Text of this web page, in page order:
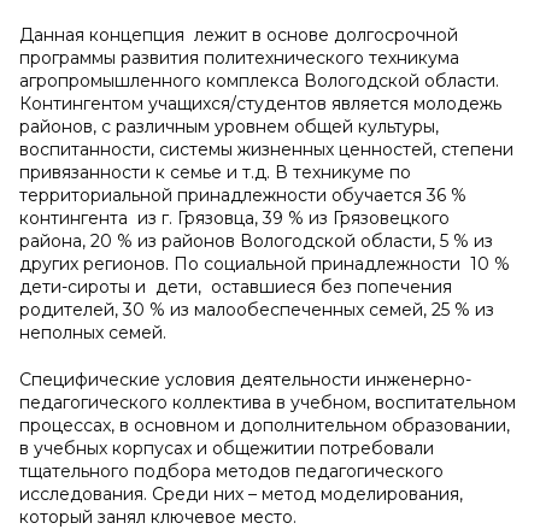
Данная концепция лежит в основе долгосрочной
программы развития политехнического техникума
агропромышленного комплекса Вологодской области.
Контингентом учащихся/студентов является молодежь
районов, с различным уровнем общей культуры,
воспитанности, системы жизненных ценностей, степени
привязанности к семье и т.д. В техникуме по
территориальной принадлежности обучается 36 %
контингента из г. Грязовца, 39 % из Грязовецкого
района, 20 % из районов Вологодской области, 5 % из
других регионов. По социальной принадлежности 10 %
дети-сироты и дети, оставшиеся без попечения
родителей, 30 % из малообеспеченных семей, 25 % из
неполных семей.
Специфические условия деятельности инженерно-
педагогического коллектива в учебном, воспитательном
процессах, в основном и дополнительном образовании,
в учебных корпусах и общежитии потребовали
тщательного подбора методов педагогического
исследования. Среди них – метод моделирования,
который занял ключевое место.